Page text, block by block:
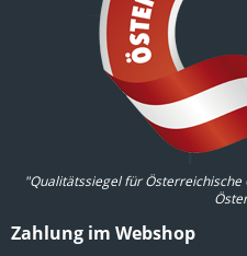
"Qualitätssiegel für
Zahlung im Webshop